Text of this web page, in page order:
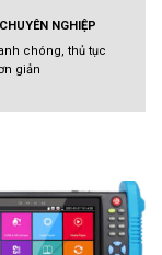
NGHIỆP
chóng, thủ tục
giản